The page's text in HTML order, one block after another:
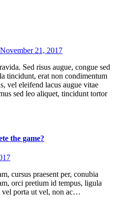
November 21, 2017
Sed risus augue, congue sed
tincidunt, erat non condimentum
vel eleifend lacus augue vitae
sed leo aliquet, tincidunt tortor
the game?
cursus praesent per, conubia
orci pretium id tempus, ligula
vel porta ut vel, non ac…